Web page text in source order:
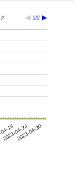
1/2
18
2023-04-242023-04-30